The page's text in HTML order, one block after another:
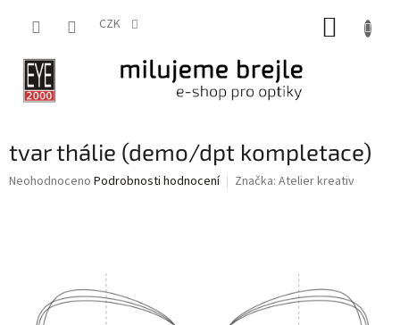
CZK
tvar thálie (demo/dpt kompletace)
Průměrné
hvězdiček.
Neohodnoceno Podrobnosti hodnocení Značka: Atelier kreativ